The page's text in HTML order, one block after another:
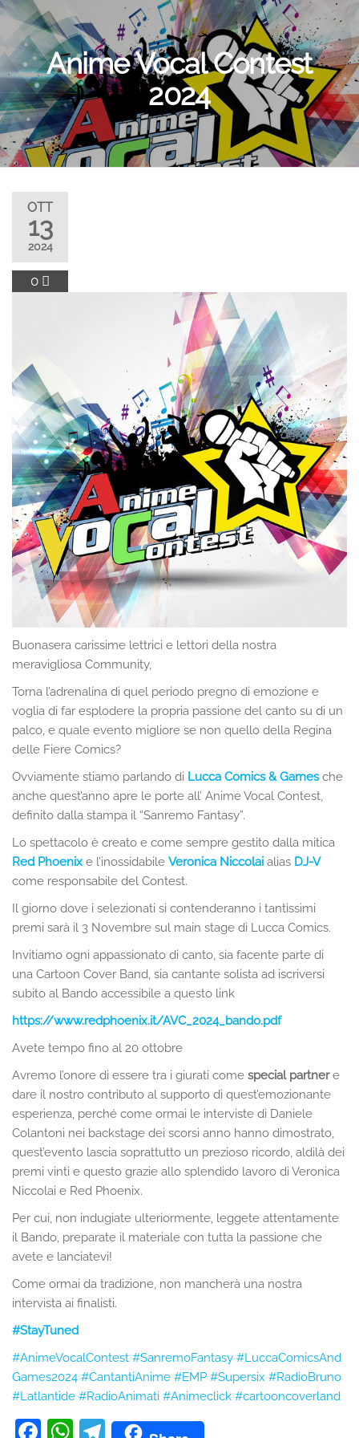
Anime Vocal Contest
2024
OTT
13
2024
0
Buonasera carissime lettrici e lettori della nostra
meravigliosa Community,
Torna l’adrenalina di quel periodo pregno di emozione e
voglia di far esplodere la propria passione del canto su di un
palco, e quale evento migliore se non quello della Regina
delle Fiere Comics?
Ovviamente stiamo parlando di Lucca Comics & Gamesche
anche quest’anno apre le porte all’ Anime Vocal Contest,
definito dalla stampa il “Sanremo Fantasy”.
Lo spettacolo è creato e come sempre gestito dalla mitica
Red Phoenix e l’inossidabile Veronica Niccolai alias DJ-V
come responsabile del Contest.
Il giorno dove i selezionati si contenderanno i tantissimi
premi sarà il 3 Novembre sul main stage di Lucca Comics.
Invitiamo ogni appassionato di canto, sia facente parte di
una Cartoon Cover Band, sia cantante solista ad iscriversi
subito al Bando accessibile a questo link
https://www.redphoenix.it/AVC_2024_bando.pdf
Avete tempo fino al 20 ottobre
Avremo l’onore di essere tra i giurati come special partnere
dare il nostro contributo al supporto di quest’emozionante
esperienza, perché come ormai le interviste di Daniele
Colantoni nei backstage dei scorsi anno hanno dimostrato,
quest’evento lascia soprattutto un prezioso ricordo, aldilà dei
premi vinti e questo grazie allo splendido lavoro di Veronica
Niccolai e Red Phoenix.
Per cui, non indugiate ulteriormente, leggete attentamente
il Bando, preparate il materiale con tutta la passione che
avete e lanciatevi!
Come ormai da tradizione, non mancherà una nostra
intervista ai finalisti.
#StayTuned
#AnimeVocalContest #SanremoFantasy #LuccaComicsAnd
Games2024 #CantantiAnime #EMP #Supersix #RadioBruno
#Latlantide #RadioAnimati #Animeclick #cartooncoverland
F W T